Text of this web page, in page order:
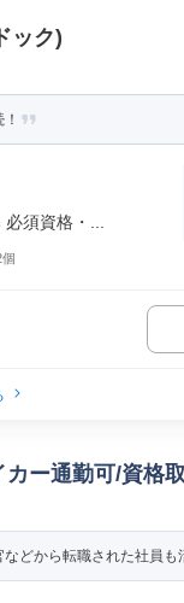
ック)
須資格・...
ー通勤可/資格
どから転職された社員も